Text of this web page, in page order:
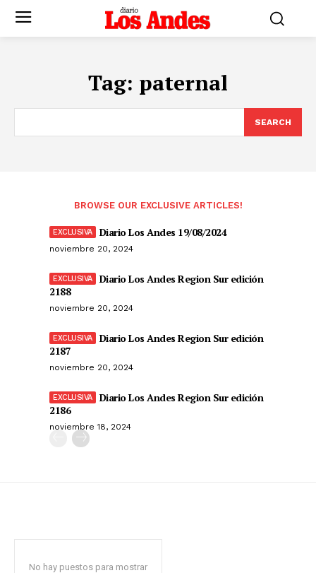
Tag: paternal
SEARCH
BROWSE OUR EXCLUSIVE ARTICLES!
Diario Los Andes 19/08/2024
noviembre 20, 2024
Diario Los Andes Region Sur edición
2188
noviembre 20, 2024
Diario Los Andes Region Sur edición
2187
noviembre 20, 2024
Diario Los Andes Region Sur edición
2186
noviembre 18, 2024
No hay puestos para mostrar